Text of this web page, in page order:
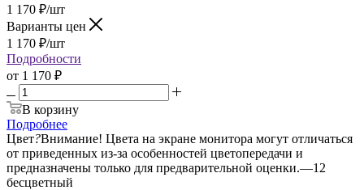
1 170 ₽/шт
Варианты цен
1 170 ₽/шт
Подробности
от 1 170 ₽
В корзину
Подробнее
Цвет?Внимание! Цвета на экране монитора могут отличаться
от приведенных из-за особенностей цветопередачи и
предназначены только для предварительной оценки.—12
бесцветный